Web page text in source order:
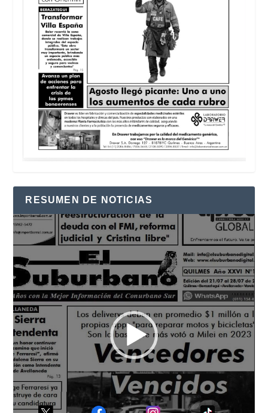
RESUMEN DE NOTICIAS
Reproductor
de
vídeo